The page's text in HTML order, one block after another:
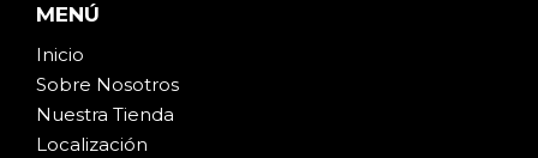
MENÚ
Inicio
Sobre Nosotros
Nuestra Tienda
Localización